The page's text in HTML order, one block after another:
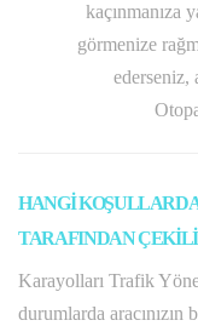
kaçınmanıza
görmenize
ederseniz,
HANGİ
TARAFINDAN
Karayolları Trafik
durumlarda aracınızın